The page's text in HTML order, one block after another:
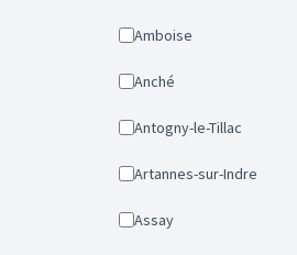
Amboise
Anché
Antogny-le-Tillac
Artannes-sur-Indre
Assay